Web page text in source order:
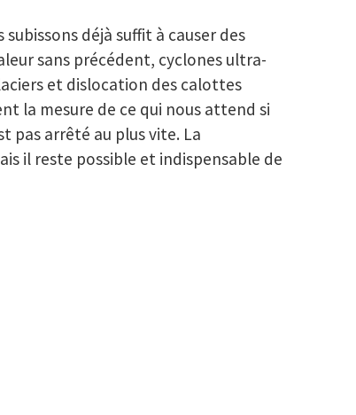
déjà suffit à causer des
sans précédent, cyclones ultra-
et dislocation des calottes
la mesure de ce qui nous attend si
pas arrêté au plus vite. La
il reste possible et indispensable de
SUR LES 1,5 °C : Notre planète, nos vies, la vie, valent